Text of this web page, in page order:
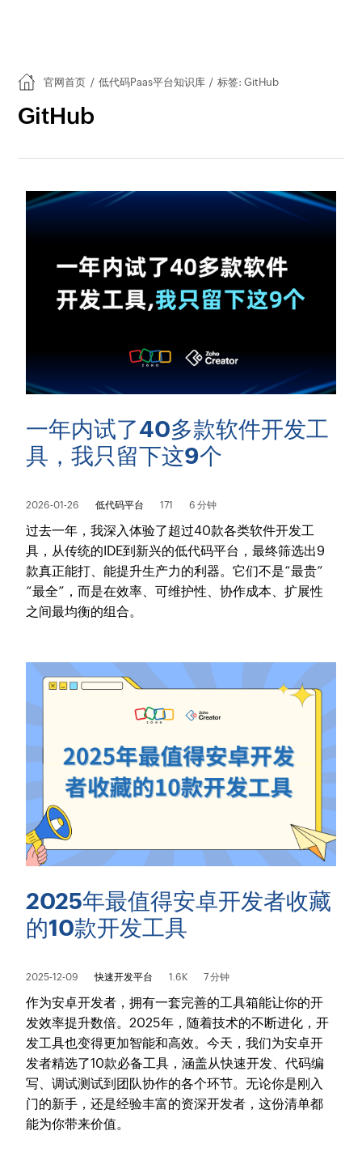
官网首页 / 低代码Paas平台知识库 / 标签: GitHub
GitHub
一年内试了40多款软件开发工
具，我只留下这9个
2026-01-26 低代码平台 171 6 分钟
过去一年，我深入体验了超过40款各类软件开发工
具，从传统的IDE到新兴的低代码平台，最终筛选出9
款真正能打、能提升生产力的利器。它们不是“最贵”
“最全”，而是在效率、可维护性、协作成本、扩展性
之间最均衡的组合。
2025年最值得安卓开发者收藏
的10款开发工具
2025-12-09 快速开发平台 1.6K 7 分钟
作为安卓开发者，拥有一套完善的工具箱能让你的开
发效率提升数倍。2025年，随着技术的不断进化，开
发工具也变得更加智能和高效。今天，我们为安卓开
发者精选了10款必备工具，涵盖从快速开发、代码编
写、调试测试到团队协作的各个环节。无论你是刚入
门的新手，还是经验丰富的资深开发者，这份清单都
能为你带来价值。